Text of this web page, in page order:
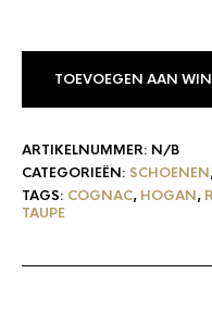
TOEVOEGEN AAN
ARTIKELNUMMER: N/B
CATEGORIEËN: SCHOENEN
TAGS: COGNAC, HOGAN,
TAUPE